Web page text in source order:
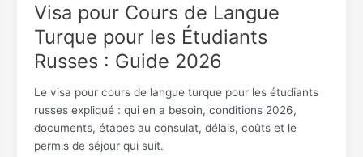
Visa pour Cours de Langue
Turque pour les Étudiants
Russes : Guide 2026
Le visa pour cours de langue turque pour les étudiants
russes expliqué : qui en a besoin, conditions 2026,
documents, étapes au consulat, délais, coûts et le
permis de séjour qui suit.
Guide
2026